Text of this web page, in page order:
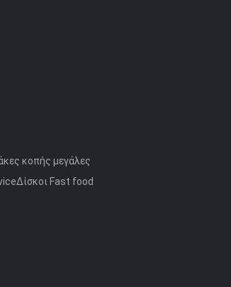
κοπής μεγάλες
Δίσκοι Fast food